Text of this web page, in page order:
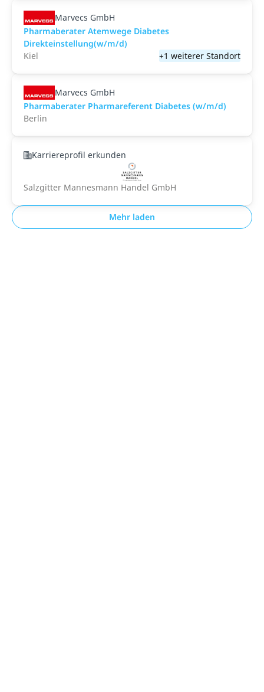
Marvecs GmbH
Pharmaberater Atemwege Diabetes
Direkteinstellung(w/m/d)
Kiel
+1 weiterer Standort
Marvecs GmbH
Pharmaberater Pharmareferent Diabetes (w/m/d)
Berlin
Karriereprofil erkunden
Salzgitter Mannesmann Handel GmbH
Mehr laden